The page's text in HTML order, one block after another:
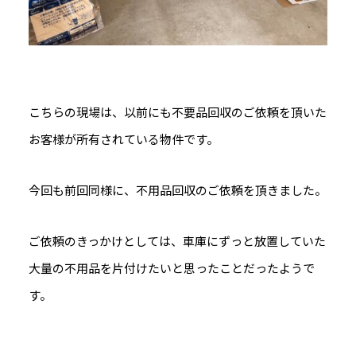
こちらの現場は、以前にも不要品回収のご依頼を頂いた
お客様が所有されている物件です。
今回も前回同様に、不用品回収のご依頼を頂きました。
ご依頼のきっかけとしては、車庫にずっと放置していた
大量の不用品を片付けたいと思ったことだったようで
す。